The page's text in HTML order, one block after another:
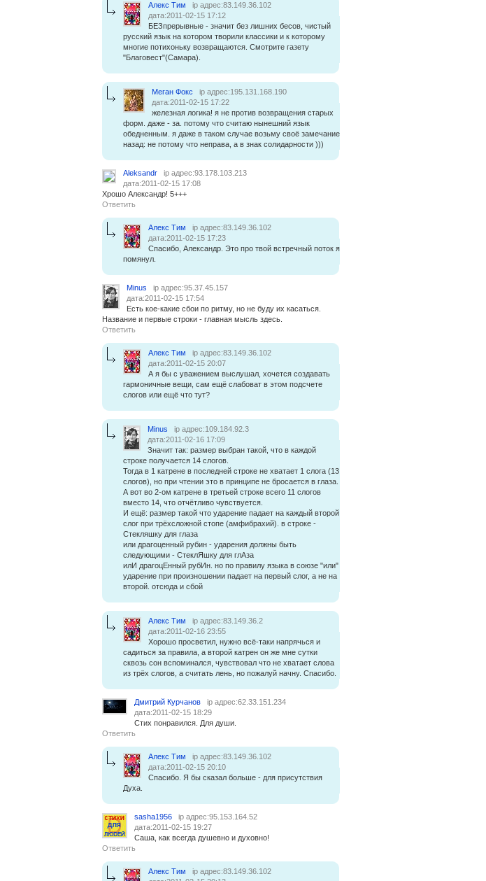
Алекс Тим
ip адрес:83.149.36.102
дата:2011-02-15 17:12
БЕЗпрерывные - значит без лишних бесов, чистый
русский язык на котором творили классики и к которому
многие потихоньку возвращаются. Смотрите газету
"Благовест"(Самара).
Меган Фокс
ip адрес:195.131.168.190
дата:2011-02-15 17:22
железная логика! я не против возвращения старых
форм. даже - за. потому что считаю нынешний язык
обедненным. я даже в таком случае возьму своё замечание
назад: не потому что неправа, а в знак солидарности )))
Aleksandr
ip адрес:93.178.103.213
дата:2011-02-15 17:08
Хрошо Александр! 5+++
Ответить
Алекс Тим
ip адрес:83.149.36.102
дата:2011-02-15 17:23
Спасибо, Александр. Это про твой встречный поток я
помянул.
Minus
ip адрес:95.37.45.157
дата:2011-02-15 17:54
Есть кое-какие сбои по ритму, но не буду их касаться.
Название и первые строки - главная мысль здесь.
Ответить
Алекс Тим
ip адрес:83.149.36.102
дата:2011-02-15 20:07
А я бы с уважением выслушал, хочется создавать
гармоничные вещи, сам ещё слабоват в этом подсчете
слогов или ещё что тут?
Minus
ip адрес:109.184.92.3
дата:2011-02-16 17:09
Значит так: размер выбран такой, что в каждой
строке получается 14 слогов.
Тогда в 1 катрене в последней строке не хватает 1 слога (13
слогов), но при чтении это в принципе не бросается в глаза.
А вот во 2-ом катрене в третьей строке всего 11 слогов
вместо 14, что отчётливо чувствуется.
И ещё: размер такой что ударение падает на каждый второй
слог при трёхсложной стопе (амфибрахий). в строке -
Стекляшку для глаза
или драгоценный рубин - ударения должны быть
следующими - СтеклЯшку для глАза
илИ драгоцЕнный рубИн. но по правилу языка в союзе "или"
ударение при произношении падает на первый слог, а не на
второй. отсюда и сбой
Алекс Тим
ip адрес:83.149.36.2
дата:2011-02-16 23:55
Хорошо просветил, нужно всё-таки напрячься и
садиться за правила, а второй катрен он же мне сутки
сквозь сон вспоминался, чувствовал что не хватает слова
из трёх слогов, а считать лень, но пожалуй начну. Спасибо.
Дмитрий Курчанов
ip адрес:62.33.151.234
дата:2011-02-15 18:29
Стих понравился. Для души.
Ответить
Алекс Тим
ip адрес:83.149.36.102
дата:2011-02-15 20:10
Спасибо. Я бы сказал больше - для присутствия
Духа.
sasha1956
ip адрес:95.153.164.52
дата:2011-02-15 19:27
Саша, как всегда душевно и духовно!
Ответить
Алекс Тим
ip адрес:83.149.36.102